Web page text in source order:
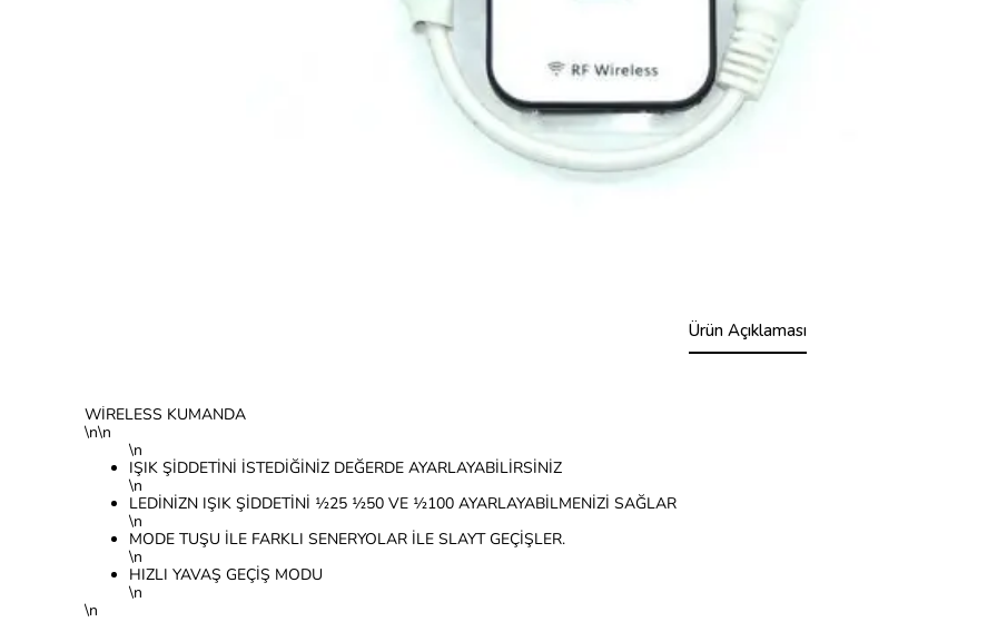
Ürün Açıklaması
WİRELESS KUMANDA
\n\n
\n
IŞIK ŞİDDETİNİ İSTEDİĞİNİZ DEĞERDE AYARLAYABİLİRSİNİZ
\n
LEDİNİZN IŞIK ŞİDDETİNİ ½25 ½50 VE ½100 AYARLAYABİLMENİZİ SAĞLAR
\n
MODE TUŞU İLE FARKLI SENERYOLAR İLE SLAYT GEÇİŞLER.
\n
HIZLI YAVAŞ GEÇİŞ MODU
\n
\n